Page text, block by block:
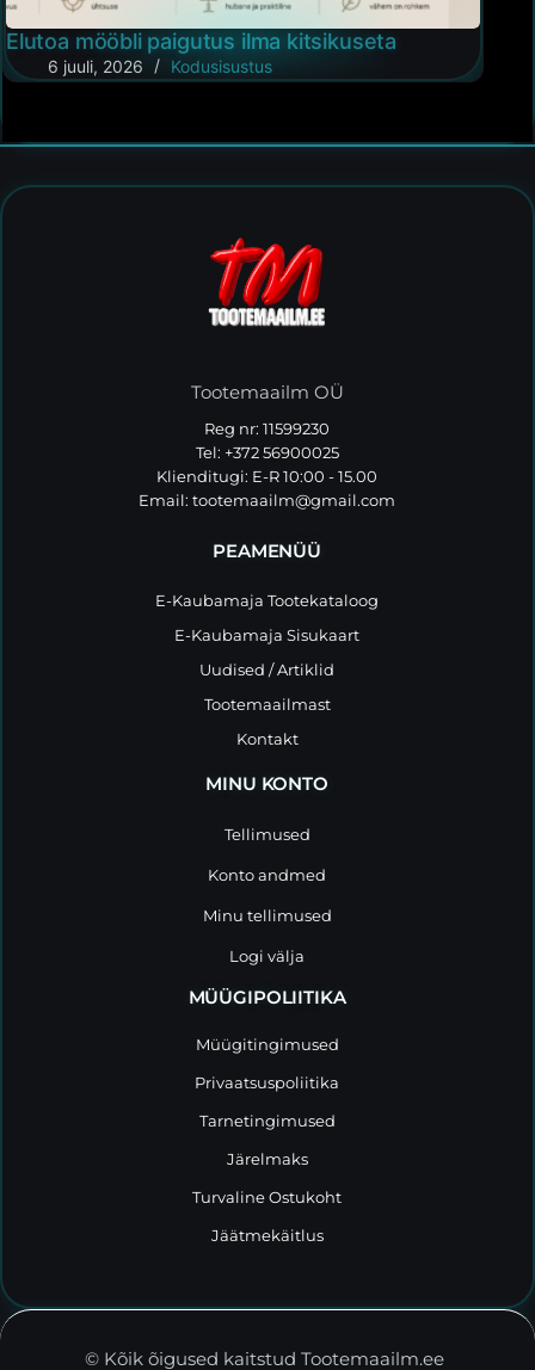
Elutoa mööbli paigutus ilma kitsikuseta
6 juuli, 2026 Kodusisustus
Tootemaailm OÜ
Reg nr: 11599230
Tel: +372 56900025
Klienditugi: E-R 10:00 - 15.00
Email:tootemaailm@gmail.com
PEAMENÜÜ
E-Kaubamaja Tootekataloog
E-Kaubamaja Sisukaart
Uudised / Artiklid
Tootemaailmast
Kontakt
MINU KONTO
Tellimused
Konto andmed
Minu tellimused
Logi välja
MÜÜGIPOLIITIKA
Müügitingimused
Privaatsuspoliitika
Tarnetingimused
Järelmaks
Turvaline Ostukoht
Jäätmekäitlus
© Kõik õigused kaitstud Tootemaailm.ee